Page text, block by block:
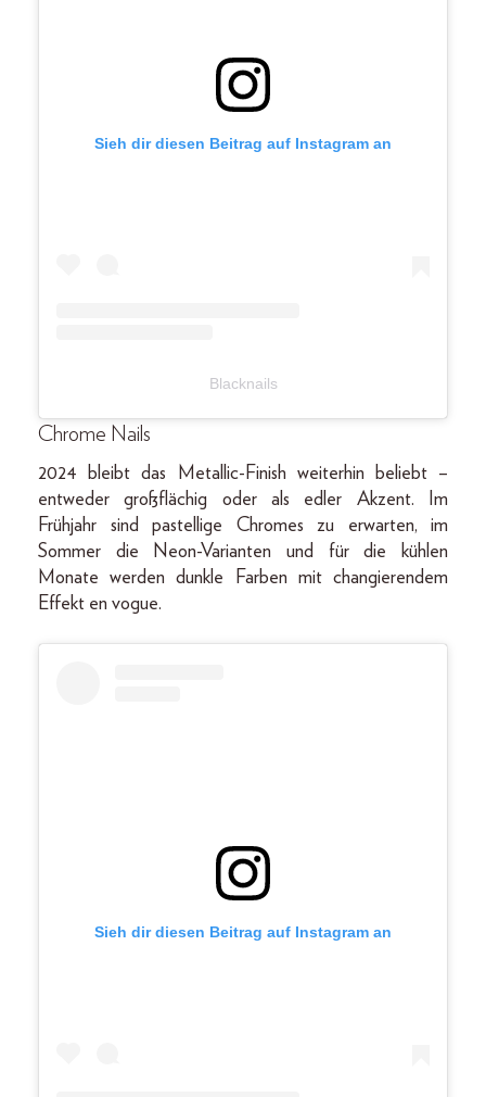
Sieh dir diesen Beitrag auf Instagram an
Blacknails
Chrome Nails
2024 bleibt das Metallic-Finish weiterhin beliebt –
entweder großflächig oder als edler Akzent. Im
Frühjahr sind pastellige Chromes zu erwarten, im
Sommer die Neon-Varianten und für die kühlen
Monate werden dunkle Farben mit changierendem
Effekt en vogue.
Sieh dir diesen Beitrag auf Instagram an